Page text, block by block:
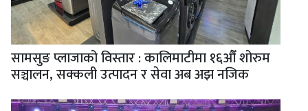
सामसुङ प्लाजाको विस्तार : कालिमाटीमा १६औँ शोरुम
सञ्चालन, सक्कली उत्पादन र सेवा अब अझ नजिक